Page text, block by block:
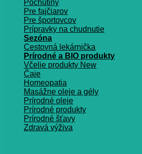
Pochutiny
Pre fajčiarov
Pre športovcov
Prípravky na chudnutie
Sezóna
Cestovná lekárnička
Prírodné a BIO produkty
Včelie produkty
Čaje
Homeopatia
Masážne oleje a gély
Prírodné oleje
Prírodné produkty
Prírodné šťavy
Zdravá výživa